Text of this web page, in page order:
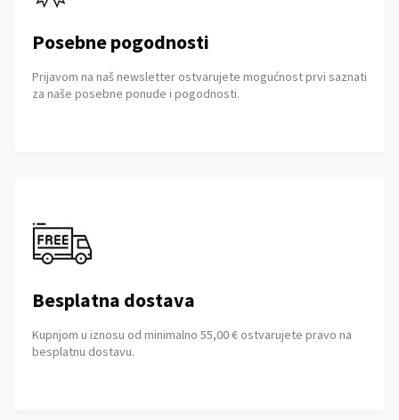
Posebne pogodnosti
Prijavom na naš newsletter ostvarujete mogućnost prvi saznati
za naše posebne ponude i pogodnosti.
Besplatna dostava
Kupnjom u iznosu od minimalno 55,00 € ostvarujete pravo na
besplatnu dostavu.